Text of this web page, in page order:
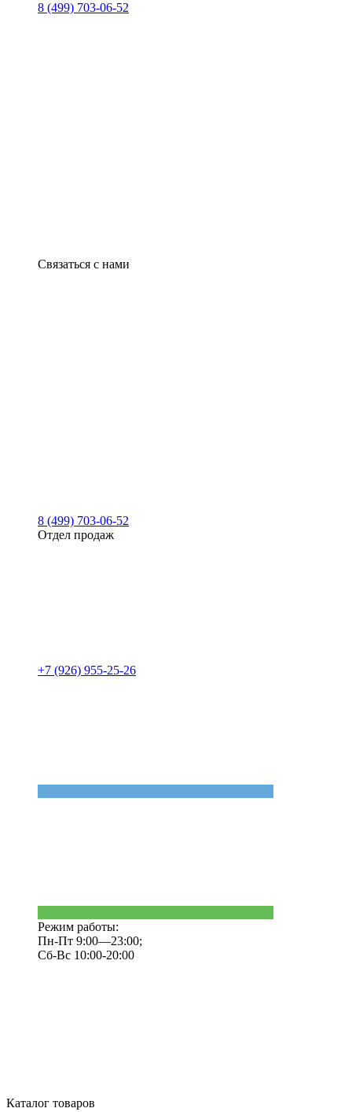
8 (499) 703-06-52
Связаться с нами
8 (499) 703-06-52
Отдел продаж
+7 (926) 955-25-26
Режим работы:
Пн-Пт 9:00—23:00;
Сб-Вс 10:00-20:00
Каталог товаров